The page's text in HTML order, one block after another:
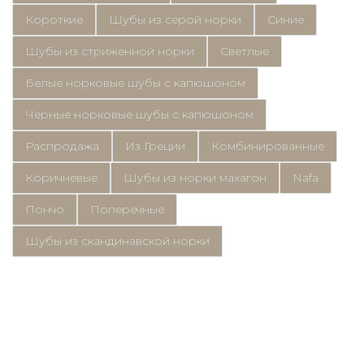
Короткие Шубы из серой норки Синие
Шубы из стриженной норки Светлые
Белые норковые шубы с капюшоном
Черные норковые шубы с капюшоном
Распродажа Из Греции Комбинированные
Коричневые Шубы из норки махагон Nafa
Пончо Поперечные
Шубы из скандинавской норки